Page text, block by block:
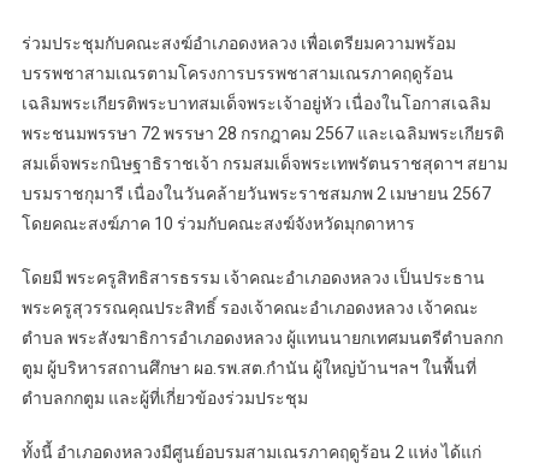
ร่วมประชุมกับคณะสงฆ์อำเภอดงหลวง เพื่อเตรียมความพร้อม
บรรพชาสามเณรตามโครงการบรรพชาสามเณรภาคฤดูร้อน
เฉลิมพระเกียรติพระบาทสมเด็จพระเจ้าอยู่หัว เนื่องในโอกาสเฉลิม
พระชนมพรรษา 72 พรรษา 28 กรกฎาคม 2567 และเฉลิมพระเกียรติ
สมเด็จพระกนิษฐาธิราชเจ้า กรมสมเด็จพระเทพรัตนราชสุดาฯ สยาม
บรมราชกุมารี เนื่องในวันคล้ายวันพระราชสมภพ 2 เมษายน 2567
โดยคณะสงฆ์ภาค 10 ร่วมกับคณะสงฆ์จังหวัดมุกดาหาร
โดยมี พระครูสิทธิสารธรรม เจ้าคณะอำเภอดงหลวง เป็นประธาน
พระครูสุวรรณคุณประสิทธิ์ รองเจ้าคณะอำเภอดงหลวง เจ้าคณะ
ตำบล พระสังฆาธิการอำเภอดงหลวง ผู้แทนนายกเทศมนตรีตำบลกก
ตูม ผู้บริหารสถานศึกษา ผอ.รพ.สต.กำนัน ผู้ใหญ่บ้านฯลฯ ในพื้นที่
ตำบลกกตูม และผู้ที่เกี่ยวข้องร่วมประชุม
ทั้งนี้ อำเภอดงหลวงมีศูนย์อบรมสามเณรภาคฤดูร้อน 2 แห่ง ได้แก่